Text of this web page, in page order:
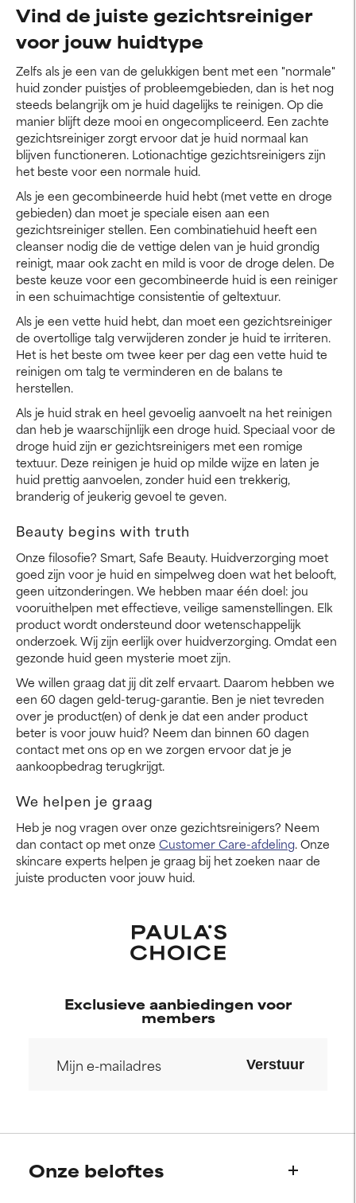
Vind de juiste gezichtsreiniger
voor jouw huidtype
Zelfs als je een van de gelukkigen bent met een "normale"
huid zonder puistjes of probleemgebieden, dan is het nog
steeds belangrijk om je huid dagelijks te reinigen. Op die
manier blijft deze mooi en ongecompliceerd. Een zachte
gezichtsreiniger zorgt ervoor dat je huid normaal kan
blijven functioneren. Lotionachtige gezichtsreinigers zijn
het beste voor een normale huid.
Als je een gecombineerde huid hebt (met vette en droge
gebieden) dan moet je speciale eisen aan een
gezichtsreiniger stellen. Een combinatiehuid heeft een
cleanser nodig die de vettige delen van je huid grondig
reinigt, maar ook zacht en mild is voor de droge delen. De
beste keuze voor een gecombineerde huid is een reiniger
in een schuimachtige consistentie of geltextuur.
Als je een vette huid hebt, dan moet een gezichtsreiniger
de overtollige talg verwijderen zonder je huid te irriteren.
Het is het beste om twee keer per dag een vette huid te
reinigen om talg te verminderen en de balans te
herstellen.
Als je huid strak en heel gevoelig aanvoelt na het reinigen
dan heb je waarschijnlijk een droge huid. Speciaal voor de
droge huid zijn er gezichtsreinigers met een romige
textuur. Deze reinigen je huid op milde wijze en laten je
huid prettig aanvoelen, zonder huid een trekkerig,
branderig of jeukerig gevoel te geven.
Beauty begins with truth
Onze filosofie? Smart, Safe Beauty. Huidverzorging moet
goed zijn voor je huid en simpelweg doen wat het belooft,
geen uitzonderingen. We hebben maar één doel: jou
vooruithelpen met effectieve, veilige samenstellingen. Elk
product wordt ondersteund door wetenschappelijk
onderzoek. Wij zijn eerlijk over huidverzorging. Omdat een
gezonde huid geen mysterie moet zijn.
We willen graag dat jij dit zelf ervaart. Daarom hebben we
een 60 dagen geld-terug-garantie. Ben je niet tevreden
over je product(en) of denk je dat een ander product
beter is voor jouw huid? Neem dan binnen 60 dagen
contact met ons op en we zorgen ervoor dat je je
aankoopbedrag terugkrijgt.
We helpen je graag
Heb je nog vragen over onze gezichtsreinigers? Neem
dan contact op met onze Customer Care-afdeling. Onze
skincare experts helpen je graag bij het zoeken naar de
juiste producten voor jouw huid.
Exclusieve aanbiedingen voor
members
Verstuur
Onze beloftes